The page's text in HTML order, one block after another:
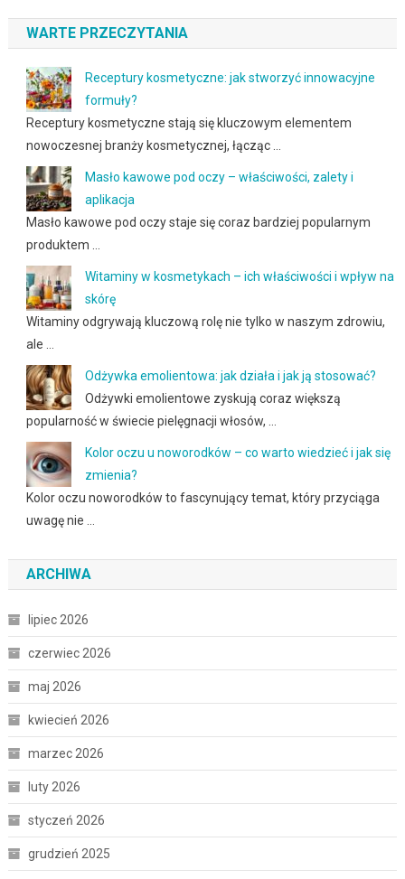
WARTE PRZECZYTANIA
Receptury kosmetyczne: jak stworzyć innowacyjne
formuły?
Receptury kosmetyczne stają się kluczowym elementem
nowoczesnej branży kosmetycznej, łącząc …
Masło kawowe pod oczy – właściwości, zalety i
aplikacja
Masło kawowe pod oczy staje się coraz bardziej popularnym
produktem …
Witaminy w kosmetykach – ich właściwości i wpływ na
skórę
Witaminy odgrywają kluczową rolę nie tylko w naszym zdrowiu,
ale …
Odżywka emolientowa: jak działa i jak ją stosować?
Odżywki emolientowe zyskują coraz większą
popularność w świecie pielęgnacji włosów, …
Kolor oczu u noworodków – co warto wiedzieć i jak się
zmienia?
Kolor oczu noworodków to fascynujący temat, który przyciąga
uwagę nie …
ARCHIWA
lipiec 2026
czerwiec 2026
maj 2026
kwiecień 2026
marzec 2026
luty 2026
styczeń 2026
grudzień 2025